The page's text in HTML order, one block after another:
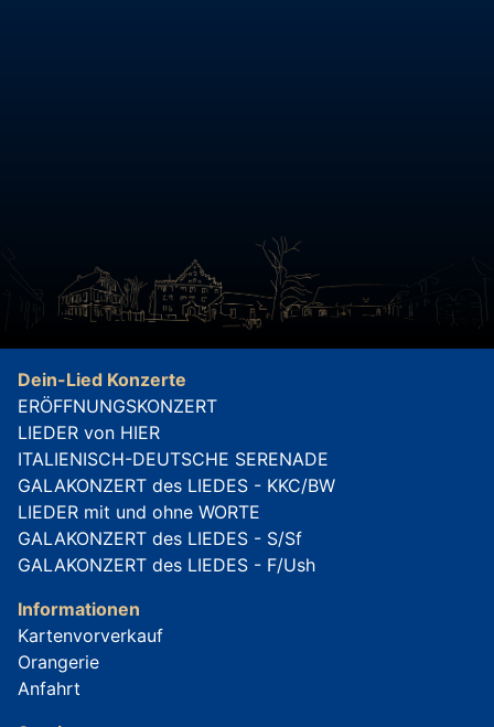
Dein-Lied Konzerte
ERÖFFNUNGSKONZERT
LIEDER von HIER
ITALIENISCH-DEUTSCHE SERENADE
GALAKONZERT des LIEDES - KKC/BW
LIEDER mit und ohne WORTE
GALAKONZERT des LIEDES - S/Sf
GALAKONZERT des LIEDES - F/Ush
Informationen
Kartenvorverkauf
Orangerie
Anfahrt